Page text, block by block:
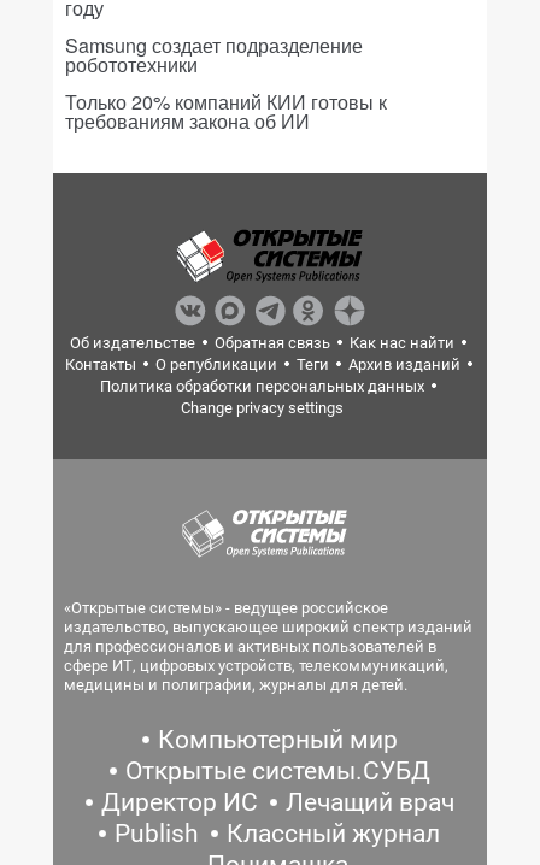
году
Samsung создает подразделение
робототехники
Только 20% компаний КИИ готовы к
требованиям закона об ИИ
Об издательстве Обратная связь
Как нас найти
Контакты
О републикации Теги
Архив изданий
Политика обработки персональных данных
Change privacy settings
«Открытые системы» - ведущее российское
издательство, выпускающее широкий спектр изданий
для профессионалов и активных пользователей в
сфере ИТ, цифровых устройств, телекоммуникаций,
медицины и полиграфии, журналы для детей.
Компьютерный мир
Открытые системы.СУБД
Директор ИС
Лечащий врач
Publish
Классный журнал